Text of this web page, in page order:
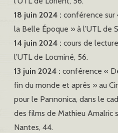
18 juin 2024 : conférence sur
la Belle Époque » à l’UTL de
14 juin 2024 : cours de
l’UTL de Locminé, 56.
13 juin 2024 : conférence «
fin du monde et après » au
pour le Pannonica, dans le
des films de Mathieu Amalric
Nantes, 44.